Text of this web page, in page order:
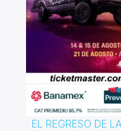
EL REGRESO DE